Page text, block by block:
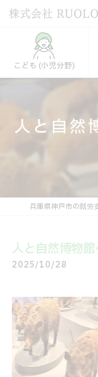
こども (小児分野)
人と自然
人と自然博物
2025/10/28